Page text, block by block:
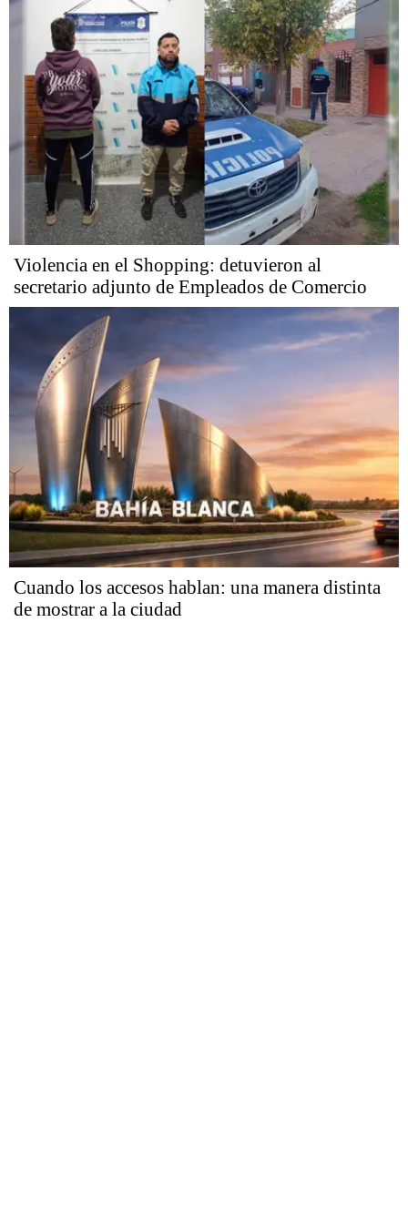
Violencia en el Shopping: detuvieron al
secretario adjunto de Empleados de Comercio
Cuando los accesos hablan: una manera distinta
de mostrar a la ciudad